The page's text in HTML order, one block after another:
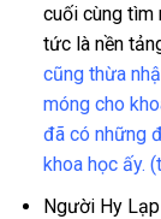
cuối cùng tìm
tức là nền
cũng thừa
móng cho
đã có những
khoa học ấy.
Người Hy